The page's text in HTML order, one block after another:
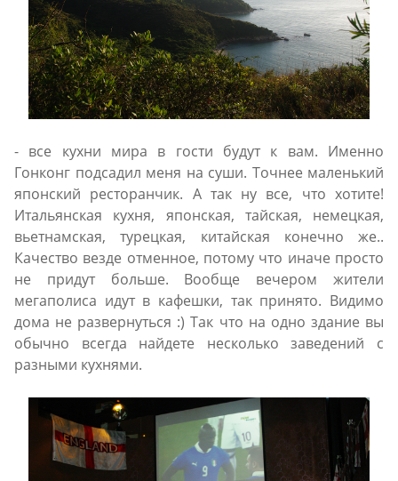
- все кухни мира в гости будут к вам. Именно
Гонконг подсадил меня на суши. Точнее маленький
японский ресторанчик. А так ну все, что хотите!
Итальянская кухня, японская, тайская, немецкая,
вьетнамская, турецкая, китайская конечно же..
Качество везде отменное, потому что иначе просто
не придут больше. Вообще вечером жители
мегаполиса идут в кафешки, так принято. Видимо
дома не развернуться :) Так что на одно здание вы
обычно всегда найдете несколько заведений с
разными кухнями.